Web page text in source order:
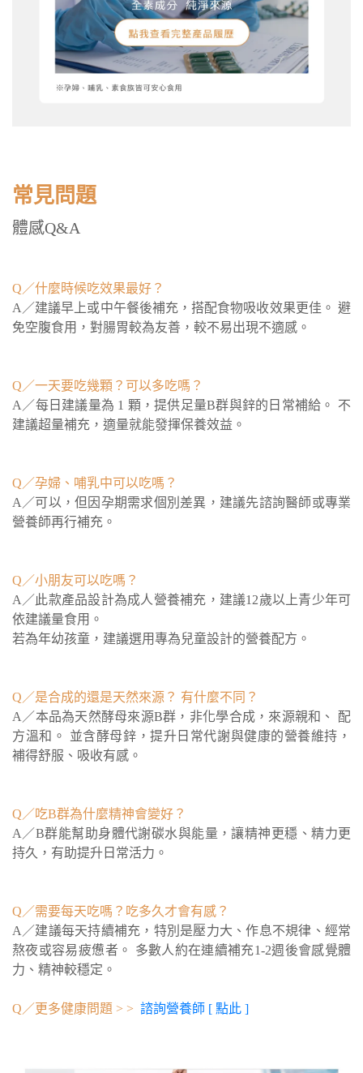
常見問題
體感Q&A
Q／什麼時候吃效果最好？
A／建議早上或中午餐後補充，搭配食物吸收效果更佳。 避
免空腹食用，對腸胃較為友善，較不易出現不適感。
Q／一天要吃幾顆？可以多吃嗎？
A／每日建議量為 1 顆，提供足量B群與鋅的日常補給。 不
建議超量補充，適量就能發揮保養效益。
Q／孕婦、哺乳中可以吃嗎？
A／可以，但因孕期需求個別差異，建議先諮詢醫師或專業
營養師再行補充。
Q／小朋友可以吃嗎？
A／此款產品設計為成人營養補充，建議12歲以上青少年可
依建議量食用。
若為年幼孩童，建議選用專為兒童設計的營養配方。
Q／是合成的還是天然來源？ 有什麼不同？
A／本品為天然酵母來源B群，非化學合成，來源親和、 配
方溫和。 並含酵母鋅，提升日常代謝與健康的營養維持，
補得舒服、吸收有感。
Q／吃B群為什麼精神會變好？
A／B群能幫助身體代謝碳水與能量，讓精神更穩、精力更
持久，有助提升日常活力。
Q／需要每天吃嗎？吃多久才會有感？
A／建議每天持續補充，特別是壓力大、作息不規律、經常
熬夜或容易疲憊者。 多數人約在連續補充1-2週後會感覺體
力、精神較穩定。
Q／更多健康問題 > > 諮詢營養師 [ 點此 ]